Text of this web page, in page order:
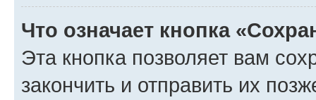
Что означает кнопка
Эта кнопка позволяет вам
закончить и отправить их